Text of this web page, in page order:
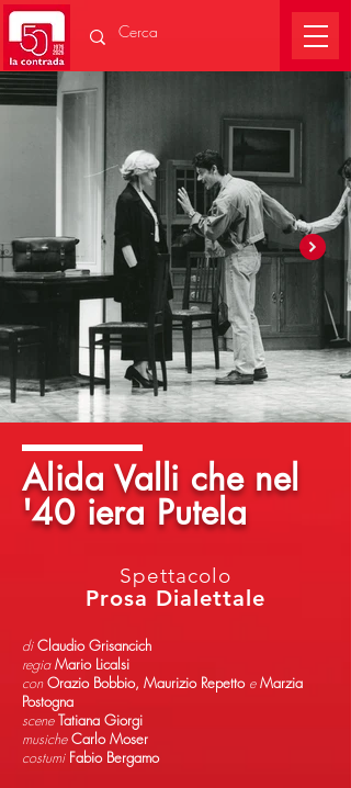
Alida Valli che nel
'40 iera Putela
Prosa Dialettale
Spettacolo
diClaudio Grisancich
regiaMario Licalsi
conOrazio Bobbio, Maurizio Repetto eMarzia
Postogna
sceneTatiana Giorgi
musicheCarlo Moser
costumi Fabio Bergamo